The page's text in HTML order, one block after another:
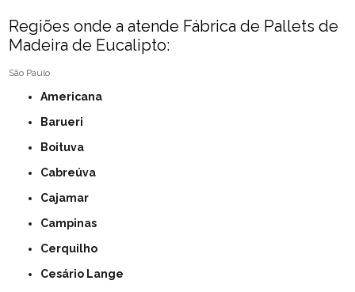
Regiões onde a atende Fábrica de Pallets de
Madeira de Eucalipto:
São Paulo
Americana
Barueri
Boituva
Cabreúva
Cajamar
Campinas
Cerquilho
Cesário Lange